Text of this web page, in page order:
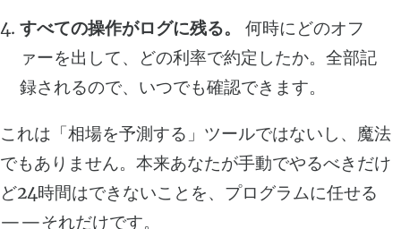
すべての操作がログに残る。
何時にどのオフ
ァーを出して、どの利率で約定したか。全部記
録されるので、いつでも確認できます。
これは「相場を予測する」ツールではないし、魔法
でもありません。本来あなたが手動でやるべきだけ
ど24時間はできないことを、プログラムに任せる
——それだけです。